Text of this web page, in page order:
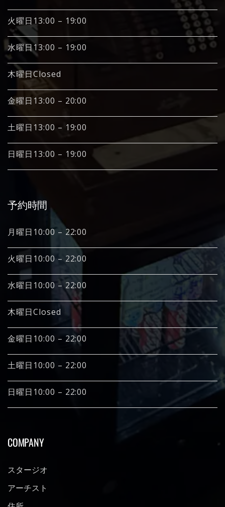
火曜日13:00 – 19:00
水曜日13:00 – 19:00
木曜日Closed
金曜日13:00 – 20:00
土曜日13:00 – 19:00
日曜日13:00 – 19:00
予約時間
月曜日10:00 – 22:00
火曜日10:00 – 22:00
水曜日10:00 – 22:00
木曜日Closed
金曜日10:00 – 22:00
土曜日10:00 – 22:00
日曜日10:00 – 22:00
COMPANY
スタージオ
アーチスト